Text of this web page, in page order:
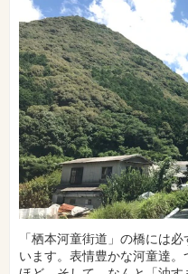
「栖本河童街道」の橋には
います。表情豊かな河童達